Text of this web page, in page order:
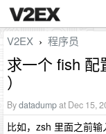
V2EX › 程序员
求一个 fish
）
Bydatadumpat Dec 15,
比如，zsh 里面之前输